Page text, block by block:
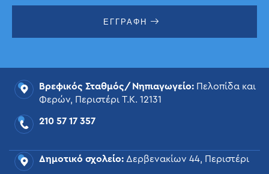
ΕΓΓΡΑΦΗ
Βρεφικός Σταθμός/Νηπιαγωγείο: Πελοπίδα και
Φερών, Περιστέρι Τ.Κ. 12131
210 57 17 357
Δημοτικό σχολείο: Δερβενακίων 44, Περιστέρι